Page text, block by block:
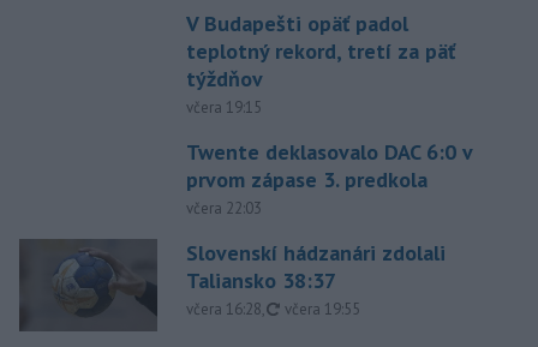
V Budapešti opäť padol
teplotný rekord, tretí za päť
týždňov
včera 19:15
Twente deklasovalo DAC 6:0 v
prvom zápase 3. predkola
včera 22:03
Slovenskí hádzanári zdolali
Taliansko 38:37
včera 16:28, aktualizované
včera 19:55